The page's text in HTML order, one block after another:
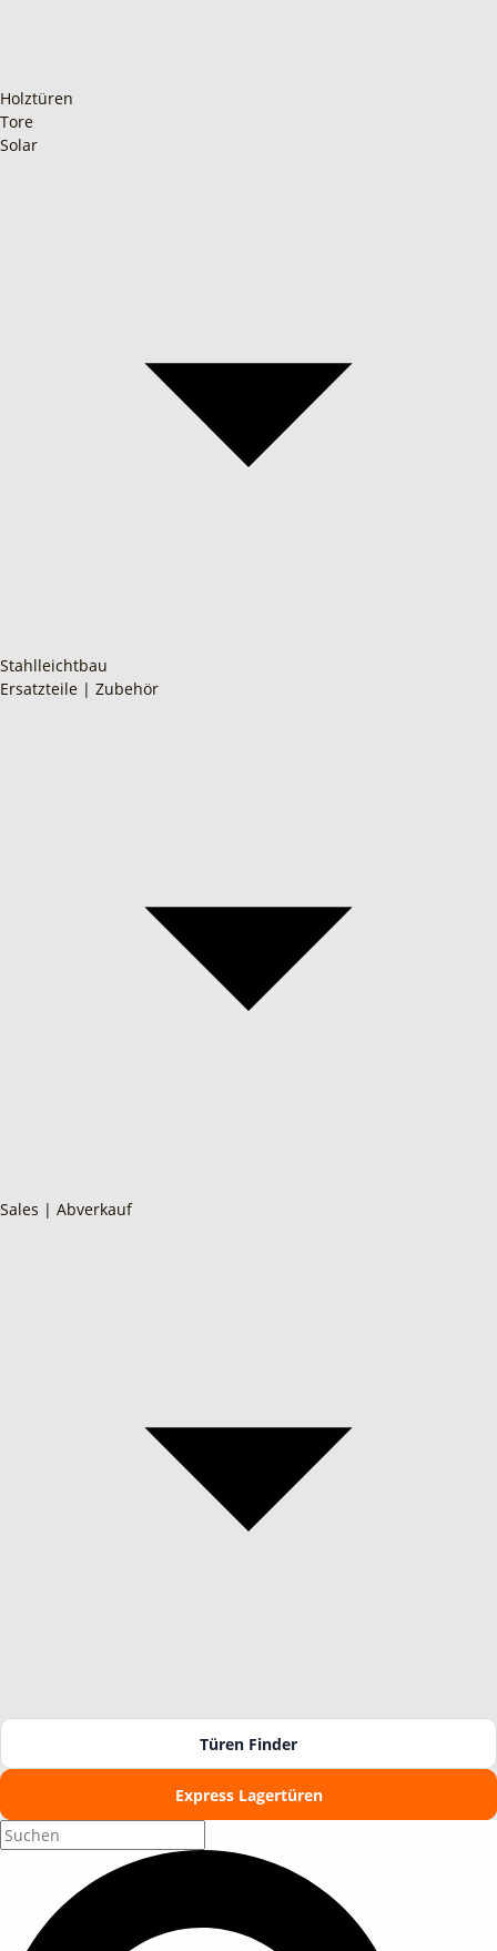
Holztüren
Tore
Solar
Stahlleichtbau
Ersatzteile | Zubehör
Sales | Abverkauf
Türen Finder
Express Lagertüren